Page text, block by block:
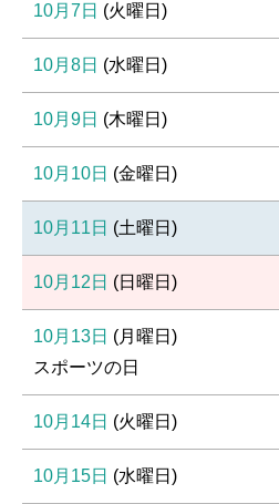
10月7日 (火曜日 )
10月8日 (水曜日 )
10月9日 (木曜日 )
10月10日 (金曜日 )
10月11日 (土曜日 )
10月12日 (日 曜日 )
10月13日 (月 曜日 )
スポーツの日
10月14日 (火曜日 )
10月15日 (水曜日 )